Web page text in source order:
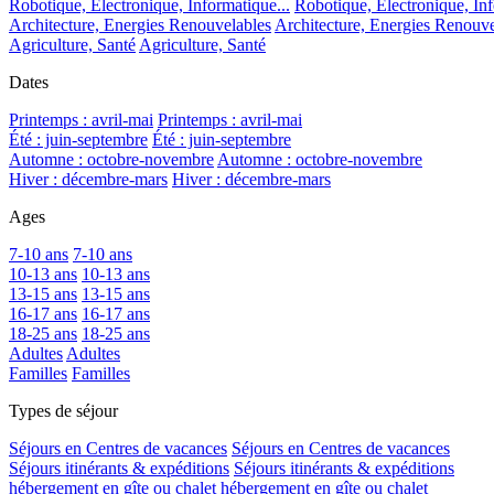
Robotique, Electronique, Informatique... Robotique, Electronique,
Architecture, Energies Renouvelables Architecture, Energies
Agriculture, Santé Agriculture, Santé
Dates
Printemps : avril-mai Printemps : avril-mai
Été : juin-septembre Été : juin-septembre
Automne : octobre-novembre Automne : octobre-novembre
Hiver : décembre-mars Hiver : décembre-mars
Ages
7-10 ans 7-10 ans
10-13 ans 10-13 ans
13-15 ans 13-15 ans
16-17 ans 16-17 ans
18-25 ans 18-25 ans
Adultes Adultes
Familles Familles
Types de séjour
Séjours en Centres de vacances Séjours en Centres de vacances
Séjours itinérants & expéditions Séjours itinérants & expéditions
hébergement en gîte ou chalet hébergement en gîte ou chalet